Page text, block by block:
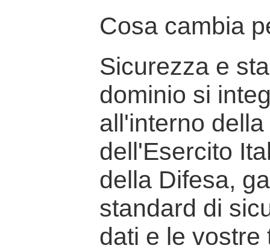
Cosa cambia
Sicurezza e
dominio si
all'interno
dell'Esercito
della Difesa,
standard di
dati e le vostre